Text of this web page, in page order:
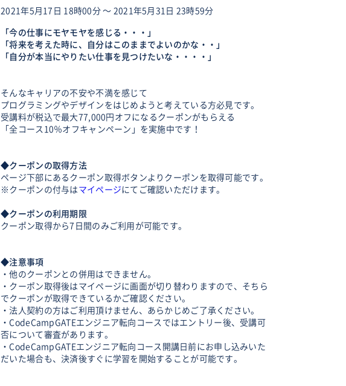
2021年5月17日 18時00分 〜 2021年5月31日 23時59分
「今の仕事にモヤモヤを感じる・・・」
「将来を考えた時に、自分はこのままでよいのかな・・」
「自分が本当にやりたい仕事を見つけたいな・・・・」
そんなキャリアの不安や不満を感じて
プログラミングやデザインをはじめようと考えている方必見です。
受講料が税込で最大77,000円オフになるクーポンがもらえる
「全コース10％オフキャンペーン」を実施中です！
◆クーポンの取得方法
ページ下部にあるクーポン取得ボタンよりクーポンを取得可能です。
※クーポンの付与はマイページにてご確認いただけます。
◆クーポンの利用期限
クーポン取得から7日間のみご利用が可能です。
◆注意事項
・他のクーポンとの併用はできません。
・クーポン取得後はマイページに画面が切り替わりますので、そちら
でクーポンが取得できているかご確認ください。
・法人契約の方はご利用頂けません、あらかじめご了承ください。
・CodeCampGATEエンジニア転向コースではエントリー後、受講可
否について審査があります。
・CodeCampGATEエンジニア転向コース開講日前にお申し込みいた
だいた場合も、決済後すぐに学習を開始することが可能です。